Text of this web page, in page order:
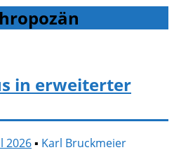
in erweiterter
2026▪ Karl Bruckmeier